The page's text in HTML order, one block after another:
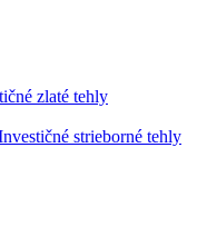
zlaté tehly
strieborné tehly